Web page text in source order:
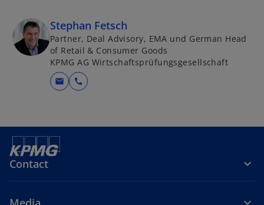
Stephan Fetsch
Partner, Deal Advisory, EMA und German Head
of Retail & Consumer Goods
KPMG AG Wirtschaftsprüfungsgesellschaft
mail call
Contact